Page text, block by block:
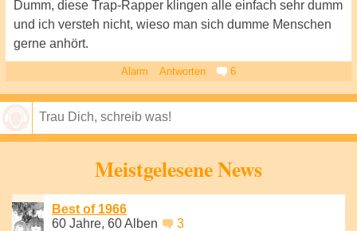
Dumm, diese Trap-Rapper klingen alle einfach sehr dumm
und ich versteh nicht, wieso man sich dumme Menschen
gerne anhört.
Alarm Antworten 6
Meistgelesene News
Best of 1966
60 Jahre, 60 Alben
3